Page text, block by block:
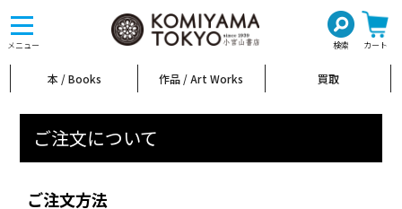
メニュー 検索 カート
toggle
navigation
本 / Books 作品 / Art Works 買取
ご注文について
ご注文方法